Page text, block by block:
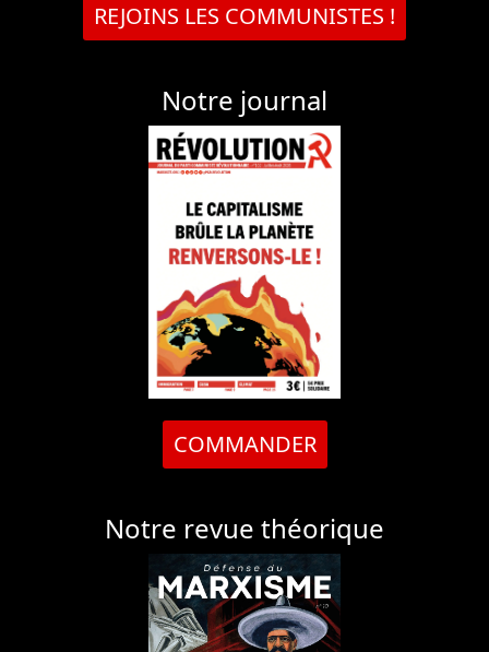
REJOINS LES COMMUNISTES !
Notre journal
COMMANDER
Notre revue théorique